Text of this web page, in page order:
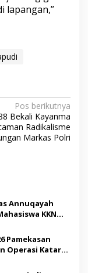
lapangan,”
Pos berikutnya
Bekali Kayanma
Radikalisme
Markas Polri
Annuqayah
KKN
Pamekasan
Operasi Katarak